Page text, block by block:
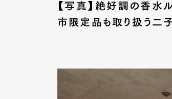
【写真】絶好調の香水
市限定品も取り扱う二